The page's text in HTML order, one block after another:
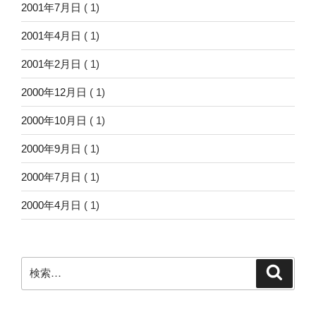
2001年7月日 ( 1)
2001年4月日 ( 1)
2001年2月日 ( 1)
2000年12月日 ( 1)
2000年10月日 ( 1)
2000年9月日 ( 1)
2000年7月日 ( 1)
2000年4月日 ( 1)
検
索: